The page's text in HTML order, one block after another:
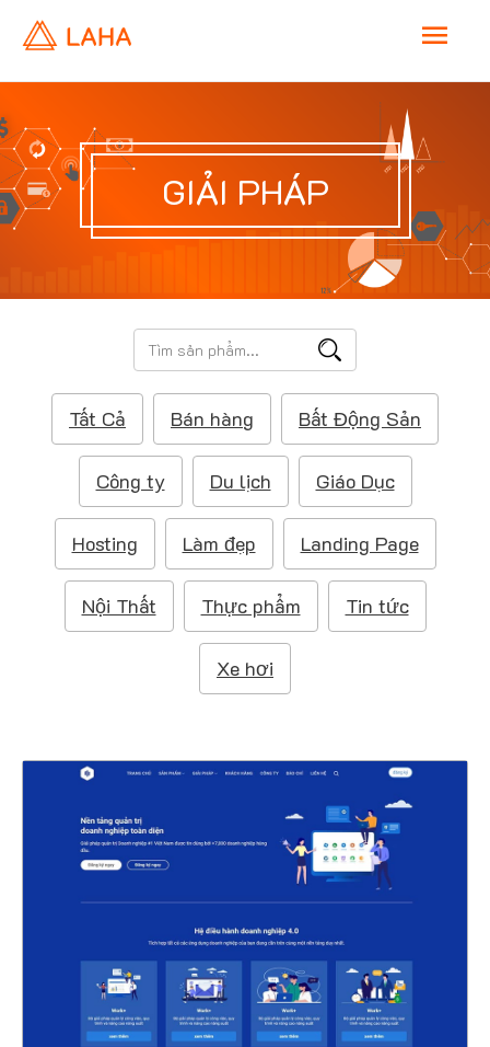
M
a
i
n
n
u
GIẢI PHÁP
T
ì
m
i
ế
m
Tất Cả Bán hàng Bất Động Sản
Công ty Du lịch Giáo Dục
Hosting Làm đẹp Landing Page
Nội Thất Thực phẩm Tin tức
Xe hơi
47165